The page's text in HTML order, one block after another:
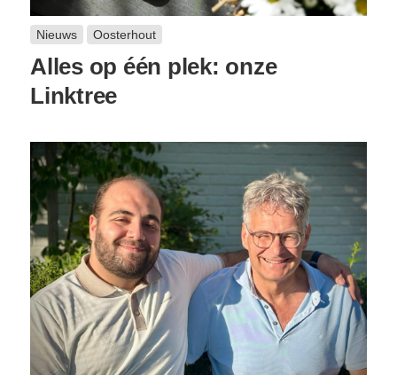
Nieuws Oosterhout
Alles op één plek: onze
Linktree